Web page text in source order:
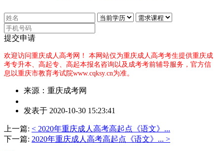
提交申请
欢迎访问重庆成人高考网！ 本网站仅为重庆成人高考考生提供重庆成
考专升本、高起专、高起本报名咨询以及成考考前辅导服务，官方信
息以重庆市教育考试院www.cqksy.cn为准。
来源：重庆成考网
者：
老
师
发表于 2020-10-30 15:23:41
上一篇: < 2020年重庆成人高考高起点《语文》...
下一篇: 2020年重庆成人高考高起点《语文》... >